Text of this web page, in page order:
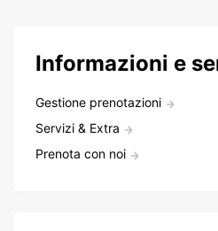
Informazioni e
Gestione prenotazioni
Servizi & Extra
Prenota con noi